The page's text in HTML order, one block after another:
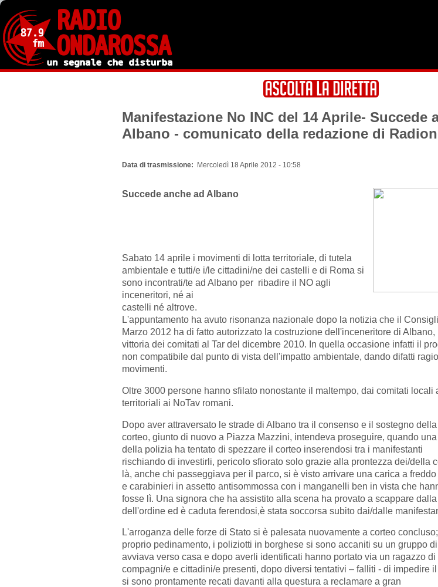
Salta
contenuto
principale
Manifestazione No INC del 14 Aprile- Succede
Albano - comunicato della redazione di
Data di trasmissione Mercoledì 18 Aprile 2012 - 10:58
Succede anche ad Albano
Sabato 14 aprile i movimenti di lotta territoriale, di tutela
ambientale e tutti/e i/le cittadini/ne dei castelli e di Roma si
sono incontrati/te ad Albano per ribadire il NO agli
inceneritori, né ai
castelli né altrove.
L'appuntamento ha avuto risonanza nazionale dopo la notizia che il
Marzo 2012 ha di fatto autorizzato la costruzione dell'inceneritore di
vittoria dei comitati al Tar del dicembre 2010. In quella occasione infatti il
non compatibile dal punto di vista dell'impatto ambientale, dando difatti
movimenti.
Oltre 3000 persone hanno sfilato nonostante il maltempo, dai comitati locali
territoriali ai NoTav romani.
Dopo aver attraversato le strade di Albano tra il consenso e il sostegno
corteo, giunto di nuovo a Piazza Mazzini, intendeva proseguire, quando
della polizia ha tentato di spezzare il corteo inserendosi tra i manifestanti
rischiando di investirli, pericolo sfiorato solo grazie alla prontezza dei/della
là, anche chi passeggiava per il parco, si è visto arrivare una carica a
e carabinieri in assetto antisommossa con i manganelli ben in vista che
fosse lì. Una signora che ha assistito alla scena ha provato a scappare
dell'ordine ed è caduta ferendosi,è stata soccorsa subito dai/dalle
L'arroganza delle forze di Stato si è palesata nuovamente a corteo
proprio pedinamento, i poliziotti in borghese si sono accaniti su un gruppo
avviava verso casa e dopo averli identificati hanno portato via un ragazzo di
compagni/e e cittadini/e presenti, dopo diversi tentativi – falliti - di impedire il
si sono prontamente recati davanti alla questura a reclamare a gran